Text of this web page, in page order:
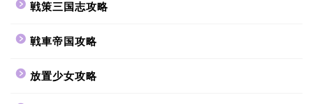
戦策三国志攻略
戦車帝国攻略
放置少女攻略